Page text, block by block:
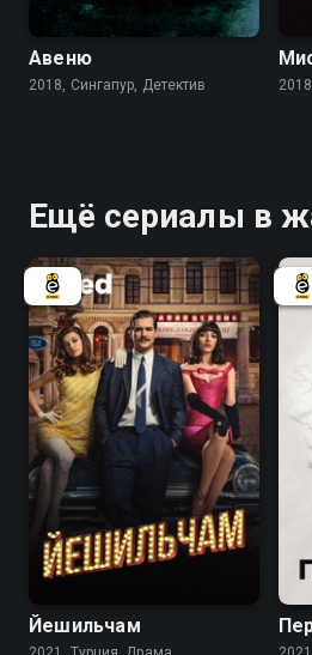
Авеню
2018, Сингапур, Детектив
Ещё сериалы в
7.4 7.8
Йешильчам